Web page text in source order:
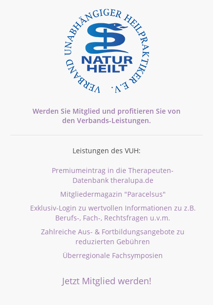
Werden Sie Mitglied und profitieren Sie von
den Verbands-Leistungen.
Leistungen des VUH:
Premiumeintrag in die Therapeuten-
Datenbank theralupa.de
Mitgliedermagazin "Paracelsus"
Exklusiv-Login zu wertvollen Informationen zu z.B.
Berufs-, Fach-, Rechtsfragen u.v.m.
Zahlreiche Aus- & Fortbildungsangebote zu
reduzierten Gebühren
Überregionale Fachsymposien
Jetzt Mitglied werden!